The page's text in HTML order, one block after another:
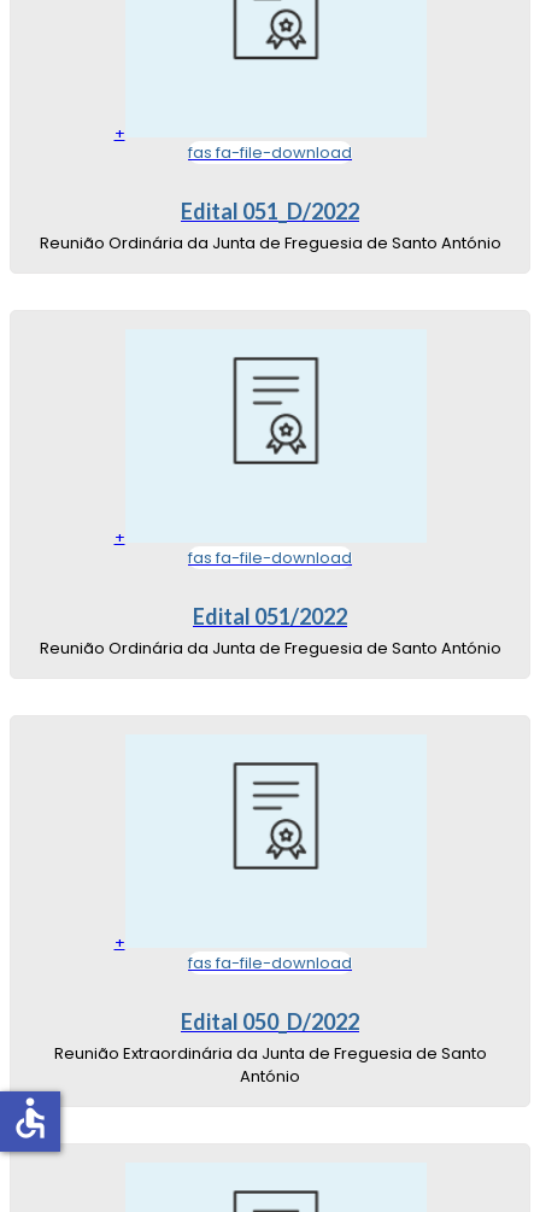
+
fas fa-file-download
Edital 051_D/2022
Reunião Ordinária da Junta de Freguesia de Santo António
+
fas fa-file-download
Edital 051/2022
Reunião Ordinária da Junta de Freguesia de Santo António
+
fas fa-file-download
Edital 050_D/2022
Reunião Extraordinária da Junta de Freguesia de Santo
António
accessible